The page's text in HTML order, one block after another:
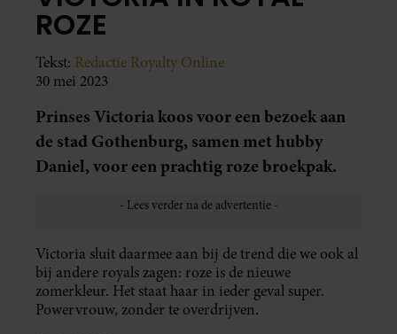
ROZE
Tekst: Redactie Royalty Online
30 mei 2023
Prinses Victoria koos voor een bezoek aan
de stad Gothenburg, samen met hubby
Daniel, voor een prachtig roze broekpak.
Victoria sluit daarmee aan bij de trend die we ook al
bij andere royals zagen: roze is de nieuwe
zomerkleur. Het staat haar in ieder geval super.
Powervrouw, zonder te overdrijven.